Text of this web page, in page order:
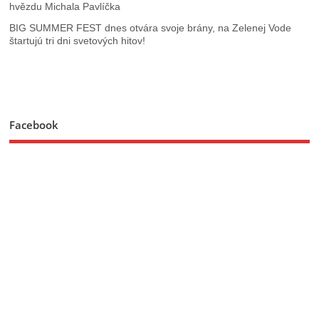
hvězdu Michala Pavlíčka
BIG SUMMER FEST dnes otvára svoje brány, na Zelenej Vode
štartujú tri dni svetových hitov!
Facebook